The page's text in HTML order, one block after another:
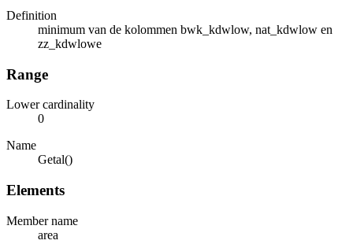
Definition
minimum van de kolommen bwk_kdwlow, nat_kdwlow en
zz_kdwlowe
Range
Lower cardinality
0
Name
Getal()
Elements
Member name
area